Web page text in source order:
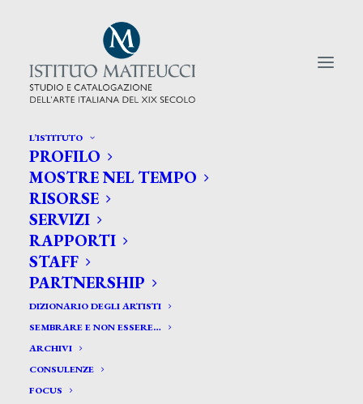
L’ISTITUTO
PROFILO
MOSTRE NEL TEMPO
RISORSE
SERVIZI
RAPPORTI
STAFF
PARTNERSHIP
DIZIONARIO DEGLI ARTISTI
SEMBRARE E NON ESSERE…
ARCHIVI
CONSULENZE
FOCUS
CERCA TRA GLI ARTISTI:
Search
for:
Angeli Francesco